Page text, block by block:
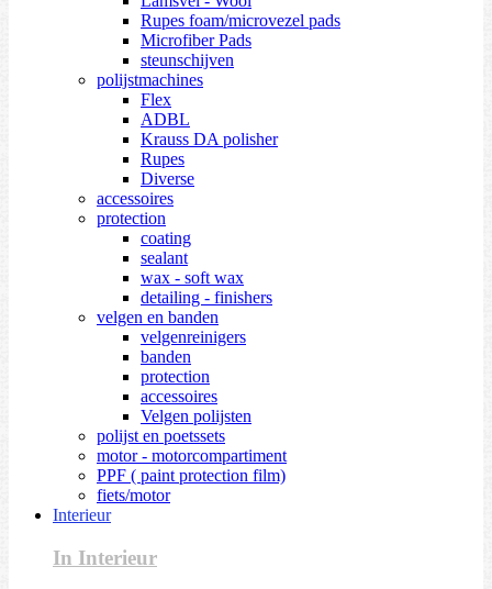
Rupes foam/microvezel pads
Microfiber Pads
steunschijven
polijstmachines
Flex
ADBL
Krauss DA polisher
Rupes
Diverse
accessoires
protection
coating
sealant
wax - soft wax
detailing - finishers
velgen en banden
velgenreinigers
banden
protection
accessoires
Velgen polijsten
polijst en poetssets
motor - motorcompartiment
PPF ( paint protection film)
fiets/motor
Interieur
In Interieur